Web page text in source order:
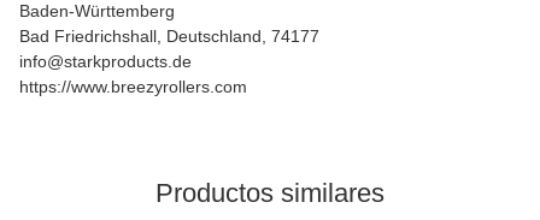
Baden-Württemberg
Bad Friedrichshall, Deutschland, 74177
info@starkproducts.de
https://www.breezyrollers.com
Productos similares